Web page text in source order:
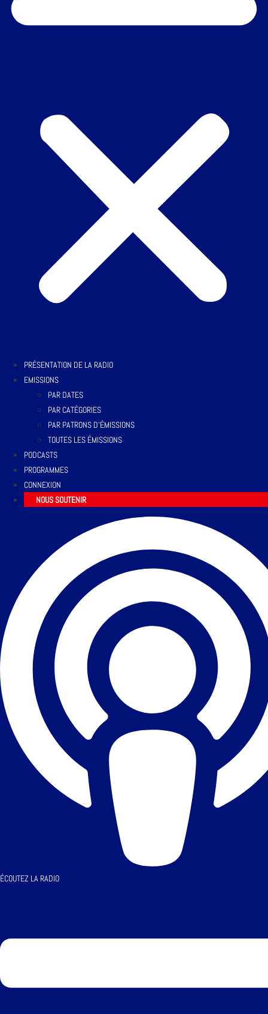
PRÉSENTATION DE LA RADIO
EMISSIONS
PAR DATES
PAR CATÉGORIES
PAR PATRONS D’ÉMISSIONS
TOUTES LES ÉMISSIONS
PODCASTS
PROGRAMMES
CONNEXION
NOUS SOUTENIR
ÉCOUTEZ LA RADIO